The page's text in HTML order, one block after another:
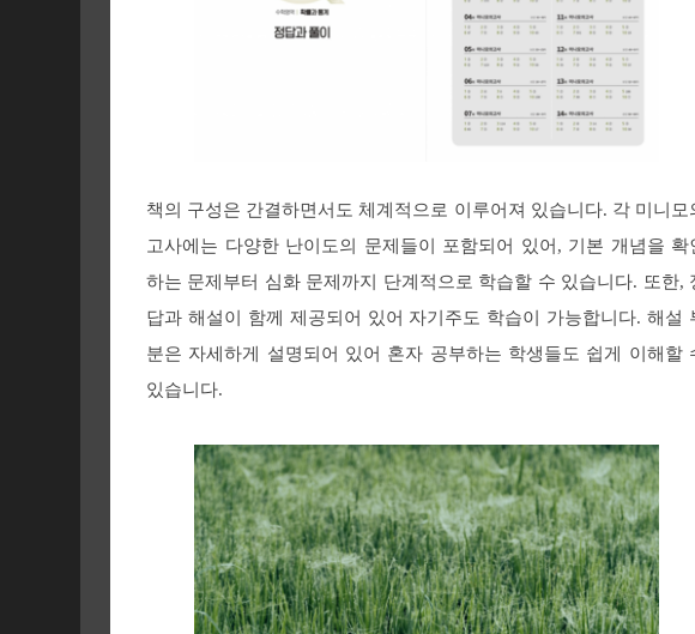
책의 구성은 간결하면서도 체계적으로 이루어져 있습니다. 각 미니모
고사에는 다양한 난이도의 문제들이 포함되어 있어, 기본 개념을 확
하는 문제부터 심화 문제까지 단계적으로 학습할 수 있습니다. 또한,
답과 해설이 함께 제공되어 있어 자기주도 학습이 가능합니다. 해설
분은 자세하게 설명되어 있어 혼자 공부하는 학생들도 쉽게 이해할
있습니다.